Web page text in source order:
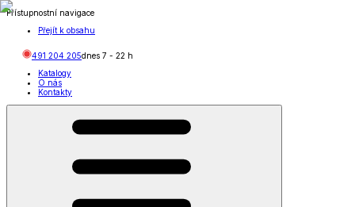
Přístupnostní navigace
Přejít k obsahu
491 204 205dnes 7 - 22 h
Katalogy
O nás
Kontakty